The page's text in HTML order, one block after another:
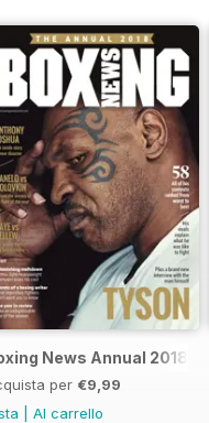
News Annual 2018
per €9,99
Al carrello